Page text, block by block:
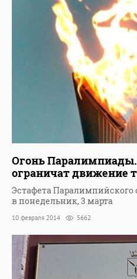
Огонь Паралимпиады.
ограничат движение
Эстафета Паралимпийского
в понедельник, 3 марта
10 февраля 2014 5662